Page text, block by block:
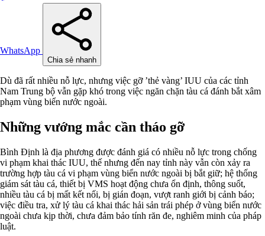
WhatsApp
Chia sẻ nhanh
Dù đã rất nhiều nỗ lực, nhưng việc gỡ ’thẻ vàng’ IUU của các tỉnh
Nam Trung bộ vẫn gặp khó trong việc ngăn chặn tàu cá đánh bắt xâm
phạm vùng biển nước ngoài.
Những vướng mắc cần tháo gỡ
Bình Định là địa phương được đánh giá có nhiều nỗ lực trong chống
vi phạm khai thác IUU, thế nhưng đến nay tỉnh này vẫn còn xảy ra
trường hợp tàu cá vi phạm vùng biển nước ngoài bị bắt giữ; hệ thống
giám sát tàu cá, thiết bị VMS hoạt động chưa ổn định, thông suốt,
nhiều tàu cá bị mất kết nối, bị gián đoạn, vượt ranh giới bị cảnh báo;
việc điều tra, xử lý tàu cá khai thác hải sản trái phép ở vùng biển nước
ngoài chưa kịp thời, chưa đảm bảo tính răn đe, nghiêm minh của pháp
luật.